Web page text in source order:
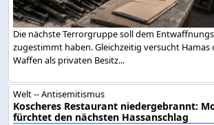
Die nächste Terrorgruppe soll dem
zugestimmt haben. Gleichzeitig versucht Hamas
Waffen als privaten Besitz...
Welt -- Antisemitismus
Koscheres Restaurant niedergebrannt:
fürchtet den nächsten Hassanschlag